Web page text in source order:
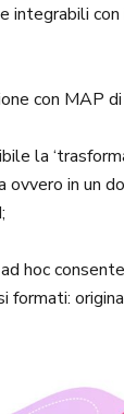
integrabili
con MAP
la
in un
hoc